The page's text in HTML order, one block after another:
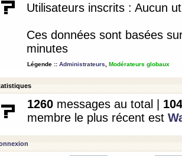
Utilisateurs inscrits : Aucun
Ces données sont basées
minutes
Légende :: Administrateurs Modérateurs globaux
1260 messages au total | 104
membre le plus récent est